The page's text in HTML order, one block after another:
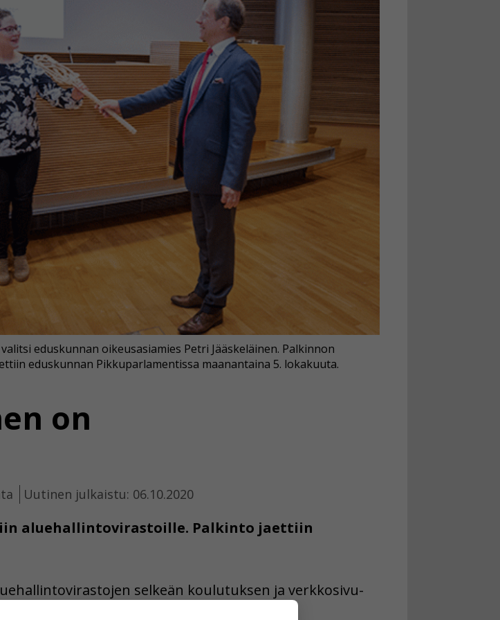
on
Uutinen julkaistu: 06.10.2020
aluehallintovirastoille. Palkinto jaettiin
eduskunnan oikeusasiamies Petri Jääskeläinen. Palkinnon
eduskunnan Pikkuparlamentissa maanantaina 5. lokakuuta.
selkeän koulutuksen ja verkkosivu-
oikeusasiamies Petri Jääskeläinen.